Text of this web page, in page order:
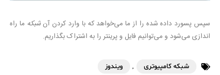
سپس پسورد داده شده را از ما می‌خواهد که با وارد کردن آن شبکهما راه
اندازی می‌شود و می‌توانیم فایل و پرینتر را به اشتراک بگذاریم.
شبکه کامپیوتری , ویندوز